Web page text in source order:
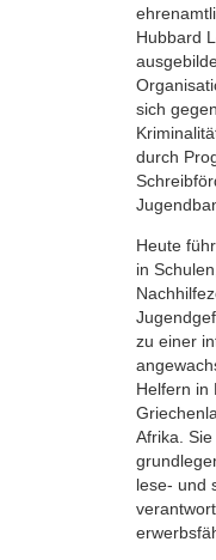
Hubbard
sich
durch
Heute
in
zu einer
Helfern in
Afrika.
lese- und